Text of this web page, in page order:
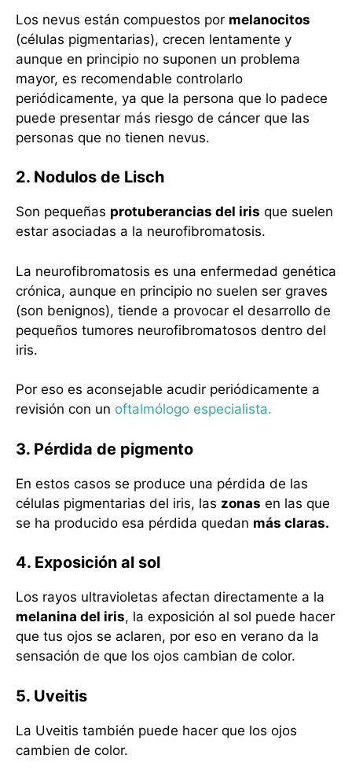
Los nevus están compuestos por melanocitos
(células pigmentarias), crecen lentamente y
aunque en principio no suponen un problema
mayor, es recomendable controlarlo
periódicamente, ya que la persona que lo padece
puede presentar más riesgo de cáncer que las
personas que no tienen nevus.
2. Nodulos de Lisch
Son pequeñas protuberancias del iris que suelen
estar asociadas a la neurofibromatosis.
La neurofibromatosis es una enfermedad genética
crónica, aunque en principio no suelen ser graves
(son benignos), tiende a provocar el desarrollo de
pequeños tumores neurofibromatosos dentro del
iris.
Por eso es aconsejable acudir periódicamente a
revisión con un oftalmólogo especialista.
3. Pérdida de pigmento
En estos casos se produce una pérdida de las
células pigmentarias del iris, las zonas en las que
se ha producido esa pérdida quedan más claras.
4. Exposición al sol
Los rayos ultravioletas afectan directamente a la
melanina del iris, la exposición al sol puede hacer
que tus ojos se aclaren, por eso en verano da la
sensación de que los ojos cambian de color.
5. Uveitis
La Uveitis también puede hacer que los ojos
cambien de color.